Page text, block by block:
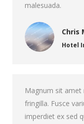
malesuada.
Chris
Hotel
Magnum sit amet
fringilla. Fusce
imperdiet ex sed